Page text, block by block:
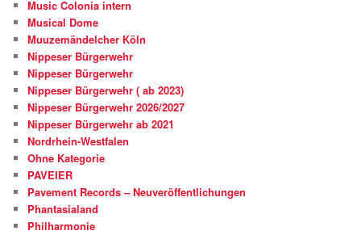
Music Colonia intern
Musical Dome
Muuzemändelcher Köln
Nippeser Bürgerwehr
Nippeser Bürgerwehr
Nippeser Bürgerwehr ( ab 2023)
Nippeser Bürgerwehr 2026/2027
Nippeser Bürgerwehr ab 2021
Nordrhein-Westfalen
Ohne Kategorie
PAVEIER
Pavement Records – Neuveröffentlichungen
Phantasialand
Philharmonie